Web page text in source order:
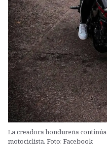
La creadora hondureña
motociclista. Foto: Facebook